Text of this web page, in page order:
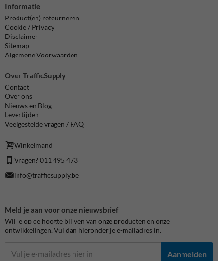
Informatie
Product(en) retourneren
Cookie / Privacy
Disclaimer
Sitemap
Algemene Voorwaarden
Over TrafficSupply
Contact
Over ons
Nieuws en Blog
Levertijden
Veelgestelde vragen / FAQ
Winkelmand
Vragen? 011 495 473
info@trafficsupply.be
Meld je aan voor onze nieuwsbrief
Wil je op de hoogte blijven van onze producten en onze
ontwikkelingen. Vul dan hieronder je e-mailadres in.
Aanmelden